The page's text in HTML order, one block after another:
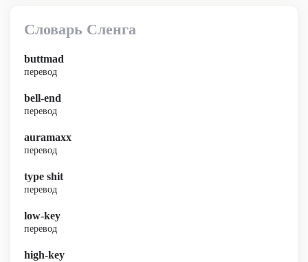
Словарь Сленга
buttmad
перевод
bell-end
перевод
auramaxx
перевод
type shit
перевод
low-key
перевод
high-key